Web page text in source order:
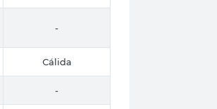
-
Cálida
-